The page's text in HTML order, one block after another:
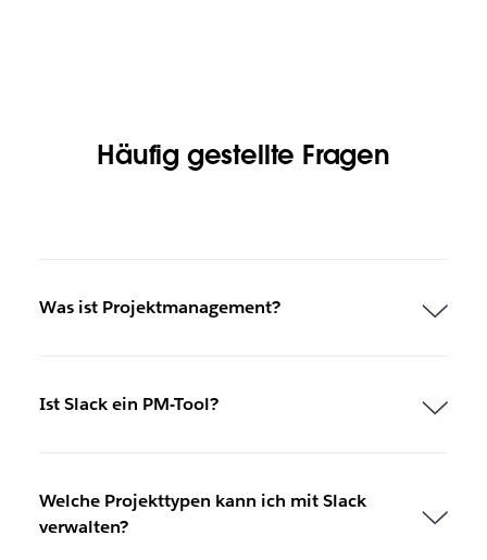
Häufig gestellte Fragen
Was ist Projektmanagement?
Ist Slack ein PM-Tool?
Welche Projekttypen kann ich mit Slack
verwalten?